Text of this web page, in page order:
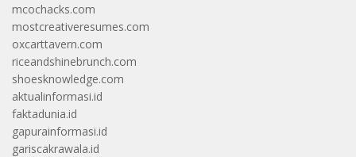
mcochacks.com
mostcreativeresumes.com
oxcarttavern.com
riceandshinebrunch.com
shoesknowledge.com
aktualinformasi.id
faktadunia.id
gapurainformasi.id
gariscakrawala.id